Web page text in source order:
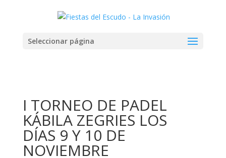
Seleccionar página
I TORNEO DE PADEL
KÁBILA ZEGRIES LOS
DÍAS 9 Y 10 DE
NOVIEMBRE